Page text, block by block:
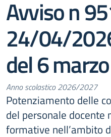
Avviso n
24/04/
del 6
Anno scolastico 2026/2027
Potenziamento delle
del personale docente
formative nell’ambito